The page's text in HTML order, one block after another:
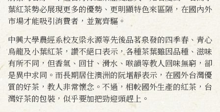
葉紅茶勢必展現更多的優勢、更明顯特色來區隔，在國內外
市場才能吸引消費者，並駕齊驅。
中興大學農經系校友梁永源等先後品茗泉發的四季春、青心
烏龍及小葉紅茶，讚不絕口表示，各種茶葉雖因品種、滋味
有所不同，但香氣、回甘、滑水、喉韻等教人回味無窮，卻
是異中求同。而長期居住澳洲的阮增靜表示，在國外台灣優
質的好茶，教人非常懷念。不過，相較國外生產的紅茶，台
灣好茶的包裝，似乎要加把勁迎頭趕上。